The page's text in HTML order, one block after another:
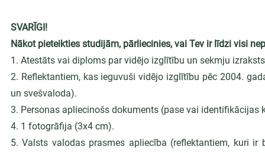
SVARĪGI!
Nākot pieteikties studijām, pārliecinies, vai Tev ir līdzi visi
1. Atestāts vai diploms par vidējo izglītību un sekmju
2. Reflektantiem, kas ieguvuši vidējo izglītību pēc 2004.
un svešvaloda).
3. Personas apliecinošs dokuments (pase vai identifikācijas
4. 1 fotogrāfija (3x4 cm).
5. Valsts valodas prasmes apliecība (reflektantiem, kuri